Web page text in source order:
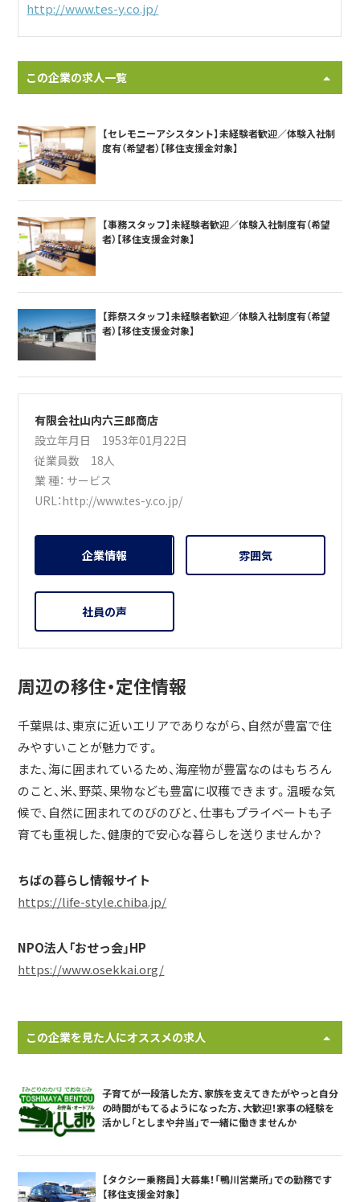
http://www.tes-y.co.jp/
この企業の求人一覧
【セレモニーアシスタント】未経験者歓迎／体験入社制
度有（希望者）【移住支援金対象】
【事務スタッフ】未経験者歓迎／体験入社制度有（希望
者）【移住支援金対象】
【葬祭スタッフ】未経験者歓迎／体験入社制度有（希望
者）【移住支援金対象】
有限会社山内六三郎商店
設立年月日 1953年01月22日
従業員数 18人
業 種： サービス
URL：http://www.tes-y.co.jp/
企業情報 雰囲気
社員の声
周辺の移住・定住情報
千葉県は、東京に近いエリアでありながら、自然が豊富で住
みやすいことが魅力です。
また、海に囲まれているため、海産物が豊富なのはもちろん
のこと、米、野菜、果物なども豊富に収穫できます。温暖な気
候で、自然に囲まれてのびのびと、仕事もプライベートも子
育ても重視した、健康的で安心な暮らしを送りませんか？
ちばの暮らし情報サイト
https://life-style.chiba.jp/
NPO法人「おせっ会」HP
https://www.osekkai.org/
この企業を見た人にオススメの求人
子育てが一段落した方、家族を支えてきたがやっと自分
の時間がもてるようになった方、大歓迎！家事の経験を
活かし「としまや弁当」で一緒に働きませんか
【タクシー乗務員】大募集！「鴨川営業所」での勤務です
【移住支援金対象】